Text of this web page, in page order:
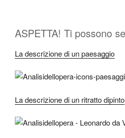
ASPETTA! Ti possono
La descrizione di un paesaggio
La descrizione di un ritratto dipinto